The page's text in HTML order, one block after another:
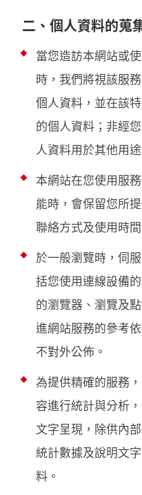
二、個人資料的蒐
當您造訪本網站或
時，我們將視該服
個人資料，並在該
的個人資料；非經
人資料用於其他用途
本網站在您使用服
能時，會保留您所
聯絡方式及使用時間
於一般瀏覽時，伺
括您使用連線設備
的瀏覽器、瀏覽及
進網站服務的參考
不對外公佈。
為提供精確的服務
容進行統計與分析
文字呈現，除供內
統計數據及說明文
料。